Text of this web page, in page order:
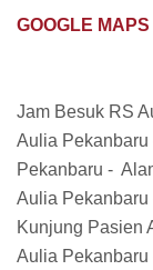
GOOGLE MAPS
Jam Besuk RS
Aulia Pekanbaru
Pekanbaru -
Aulia Pekanbaru
Kunjung Pasien
Aulia Pekanbaru